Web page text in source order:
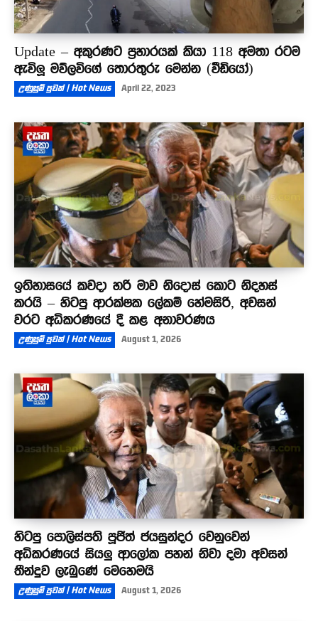
Update – අකුරණට ප්‍රහාරයක් කියා 118 අමතා රටම
ඇවිලූ මව්ලවිගේ තොරතුරු මෙන්න (වීඩියෝ)
උණුසුම් පුවත් | Hot News April 22, 2023
ඉතිහාසයේ කවදා හරි මාව නිදොස් කොට නිදහස්
කරයි – හිටපු ආරක්ෂක ලේකම් හේමසිරි, අවසන්
වරට අධිකරණයේ දී කළ අනාවරණය
උණුසුම් පුවත් | Hot News August 1, 2026
හිටපු පොලිස්පති පූජිත් ජයසුන්දර වෙනුවෙන්
අධිකරණයේ සියලු ආලෝක පහන් නිවා දමා අවසන්
තීන්දුව ලැබුණේ මෙහෙමයි
උණුසුම් පුවත් | Hot News August 1, 2026